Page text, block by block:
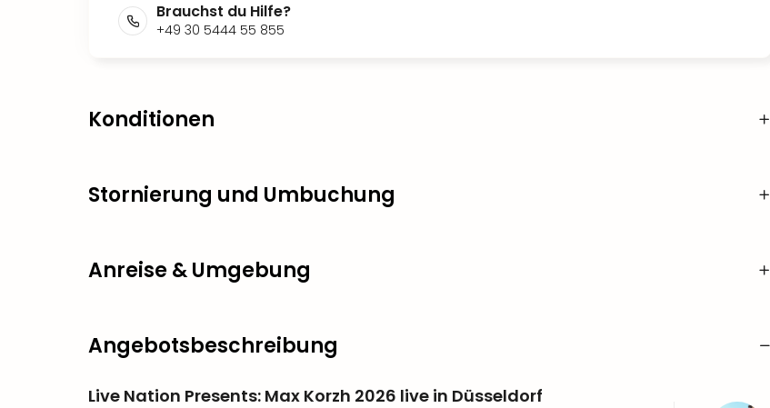
Brauchst du Hilfe?
+49 30 5444 55 855
Konditionen
Stornierung und Umbuchung
Anreise & Umgebung
Angebotsbeschreibung
Live Nation Presents: Max Korzh 2026 live in Düsseldorf